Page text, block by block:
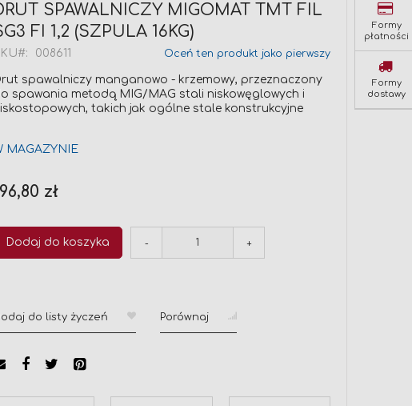
SPAWALNICZY MIGOMAT TMT FIL
FI 1,2 (SZPULA 16KG)
008611 Oceń ten produkt jako pierwszy
spawalniczy manganowo - krzemowy, przeznaczony
spawania metodą MIG/MAG stali niskowęglowych i
takich jak ogólne stale konstrukcyjne
MAGAZYNIE
zł
Dodaj do koszyka - +
do listy życzeń Porównaj
Formy
płatności
Formy
dostawy